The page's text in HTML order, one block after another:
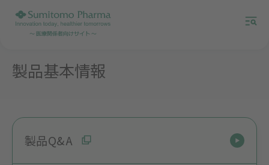
製品基本情報
製品Q&A